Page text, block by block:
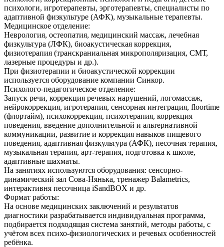
психологи, игротерапевты, эрготерапевты, специалисты по
адаптивной физкультуре (АФК), музыкальные терапевты.
Медицинское отделение:
Неврология, остеопатия, медицинский массаж, лечебная
физкультура (ЛФК), биоакустическая коррекция,
физиотерапия (транскраниальная микрополяризация, СМТ,
лазерные процедуры и др.).
При физиотерапии и биоакустической коррекции
используется оборудование компании Синкор.
Психолого-педагогическое отделение:
Запуск речи, коррекция речевых нарушений, логомассаж,
нейрокоррекция, игротерапия, сенсорная интеграция, floortime
(флортайм), психокоррекция, психотерапия, коррекция
поведения, введение дополнительной и альтернативной
коммуникации, развитие и коррекция навыков пищевого
поведения, адаптивная физкультура (АФК), песочная терапия,
музыкальная терапия, арт-терапия, подготовка к школе,
адаптивные шахматы.
На занятиях используются оборудования: сенсорно-
динамический зал Сова-Нянька, тренажер Balametrics,
интерактивня песочница iSandBOX и др.
Формат работы:
На основе медицинских заключений и результатов
диагностики разрабатывается индивидуальная программа,
подбирается подходящая система занятий, методы работы, с
учётом всех психо-физиологических и речевых особенностей
ребёнка.